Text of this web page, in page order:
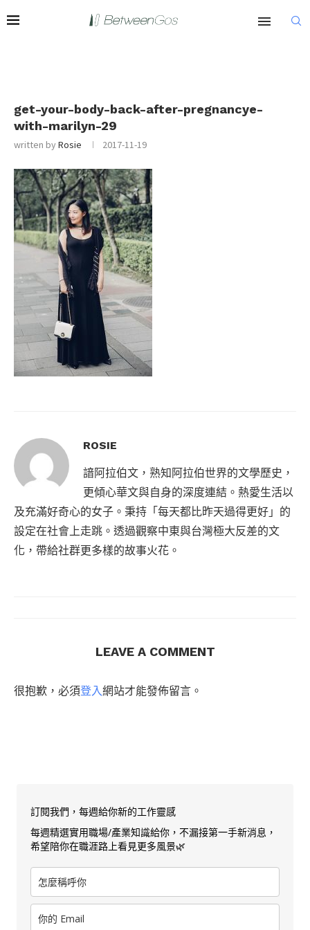
get-your-body-back-after-pregnancye-
with-marilyn-29
written byRosie 2017-11-19
ROSIE
諳阿拉伯文，熟知阿拉伯世界的文學歷史，
更傾心華文與自身的深度連結。熱愛生活以
及充滿好奇心的女子。秉持「每天都比昨天過得更好」的
設定在社會上走跳。透過觀察中東與台灣極大反差的文
化，帶給社群更多樣的故事火花。
LEAVE A COMMENT
很抱歉，必須登入網站才能發佈留言。
訂閱我們，每週給你新的工作靈感
每週精選實用職場/產業知識給你，不漏接第一手新消息，
希望陪你在職涯路上看見更多風景🌿